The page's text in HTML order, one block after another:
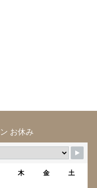
お休み
木 金 土